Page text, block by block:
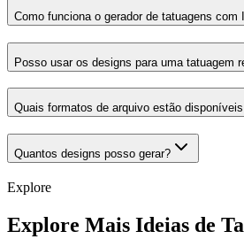
Como funciona o gerador de tatuagens com
Posso usar os designs para uma tatuagem
Quais formatos de arquivo estão
Quantos designs posso gerar?
Explore
Explore Mais Ideias de